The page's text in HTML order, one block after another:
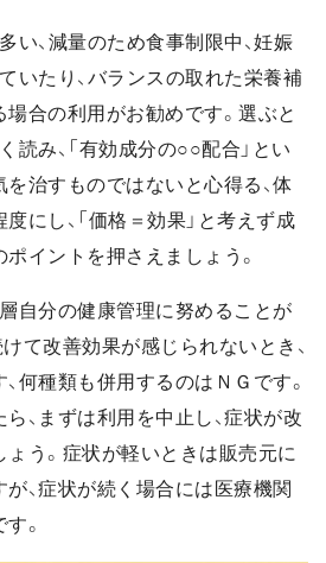
い、減量のため食事制限中、妊娠
いたり、バランスの取れた栄養補
合の利用がお勧めです。選ぶと
読み、「有効成分の○○配合」とい
治すものではないと心得る、体
にし、「価格＝効果」と考えず成
イントを押さえましょう。
自分の健康管理に努めることが
て改善効果が感じられないとき、
何種類も併用するのはＮＧです。
、まずは利用を中止し、症状が改
う。症状が軽いときは販売元に
、症状が続く場合には医療機関
。